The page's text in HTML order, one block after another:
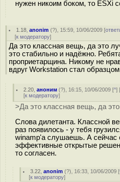
нужен никоим боком, то ESXi
1.18 ,anonim (?), 15:59, 10/06/2009 [
[к модератору]
Да это классная вещь, да это
это стабильно и надёжно.
проприетарщина. Никому не
вдруг Workstation стал
2.20 ,аноним (?), 16:15, 10/06/2009 [^]
[к модератору]
>Да это классная вещь, да
Слова дилетанта. Классной
раз появилось - у тебя
winamp'а слушаешь. А сейчас
эффективные открытые
то согласен.
3.22 ,anonim (?), 16:33, 10/06/2009 [
[к модератору]